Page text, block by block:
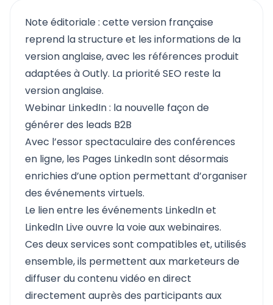
Note éditoriale : cette version française
reprend la structure et les informations de la
version anglaise, avec les références produit
adaptées à Outly. La priorité SEO reste la
version anglaise.
Webinar LinkedIn : la nouvelle façon de
générer des leads B2B
Avec l’essor spectaculaire des conférences
en ligne, les Pages LinkedIn sont désormais
enrichies d’une option permettant d’organiser
des événements virtuels.
Le lien entre les événements LinkedIn et
LinkedIn Live ouvre la voie aux webinaires.
Ces deux services sont compatibles et, utilisés
ensemble, ils permettent aux marketeurs de
diffuser du contenu vidéo en direct
directement auprès des participants aux